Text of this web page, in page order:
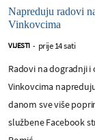
Napreduju radovi
Vinkovcima
VIJESTI - prije 14 sati
Radovi na dogradnji
Vinkovcima
danom sve više
službene Facebook